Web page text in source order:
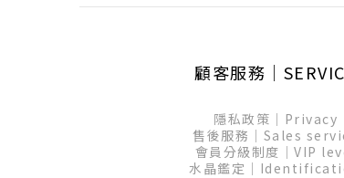
顧客服務
隱私政策│Privacy
售後服務│Sales
會員分級制度│VIP
水晶鑑定